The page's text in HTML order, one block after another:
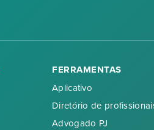
FERRAMENTAS
Aplicativo
Diretório de
Advogado PJ